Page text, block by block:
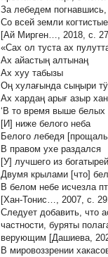
За лебедем погнавшись,
Со всей земли
[Ай Мирген…, 2018, с.
«Сах ол туста ах
Ах айастың алтынаң
Ах хуу табызы
Оң хулағында сыңыри
Ах хардаң арығ азыр
‘В то время выше белых
[И] ниже белого неба
Белого лебедя
В правом ухе раздался
[У] лучшего из
Двумя крылами [что]
В белом небе исчезла
[Хан-Тонис…, 2007, с.
Следует добавить, что
частности, буряты
верующим [Дашиева,
В мировоззрении